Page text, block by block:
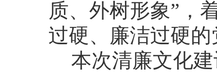
质、外树形象”，
过硬、廉洁过硬
本次清廉文化